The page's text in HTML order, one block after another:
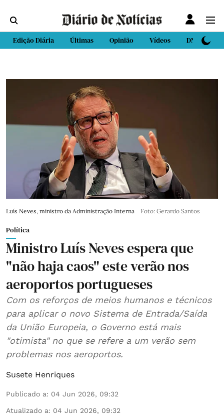
Edição Diária Últimas Opinião Vídeos DN Sport
Luís Neves, ministro da Administração Interna Foto: Gerardo Santos
Política
Ministro Luís Neves espera que
"não haja caos" este verão nos
aeroportos portugueses
Com os reforços de meios humanos e técnicos
para aplicar o novo Sistema de Entrada/Saída
da União Europeia, o Governo está mais
"otimista" no que se refere a um verão sem
problemas nos aeroportos.
Susete Henriques
Publicado a: 04 Jun 2026, 09:32
Atualizado a: 04 Jun 2026, 09:32